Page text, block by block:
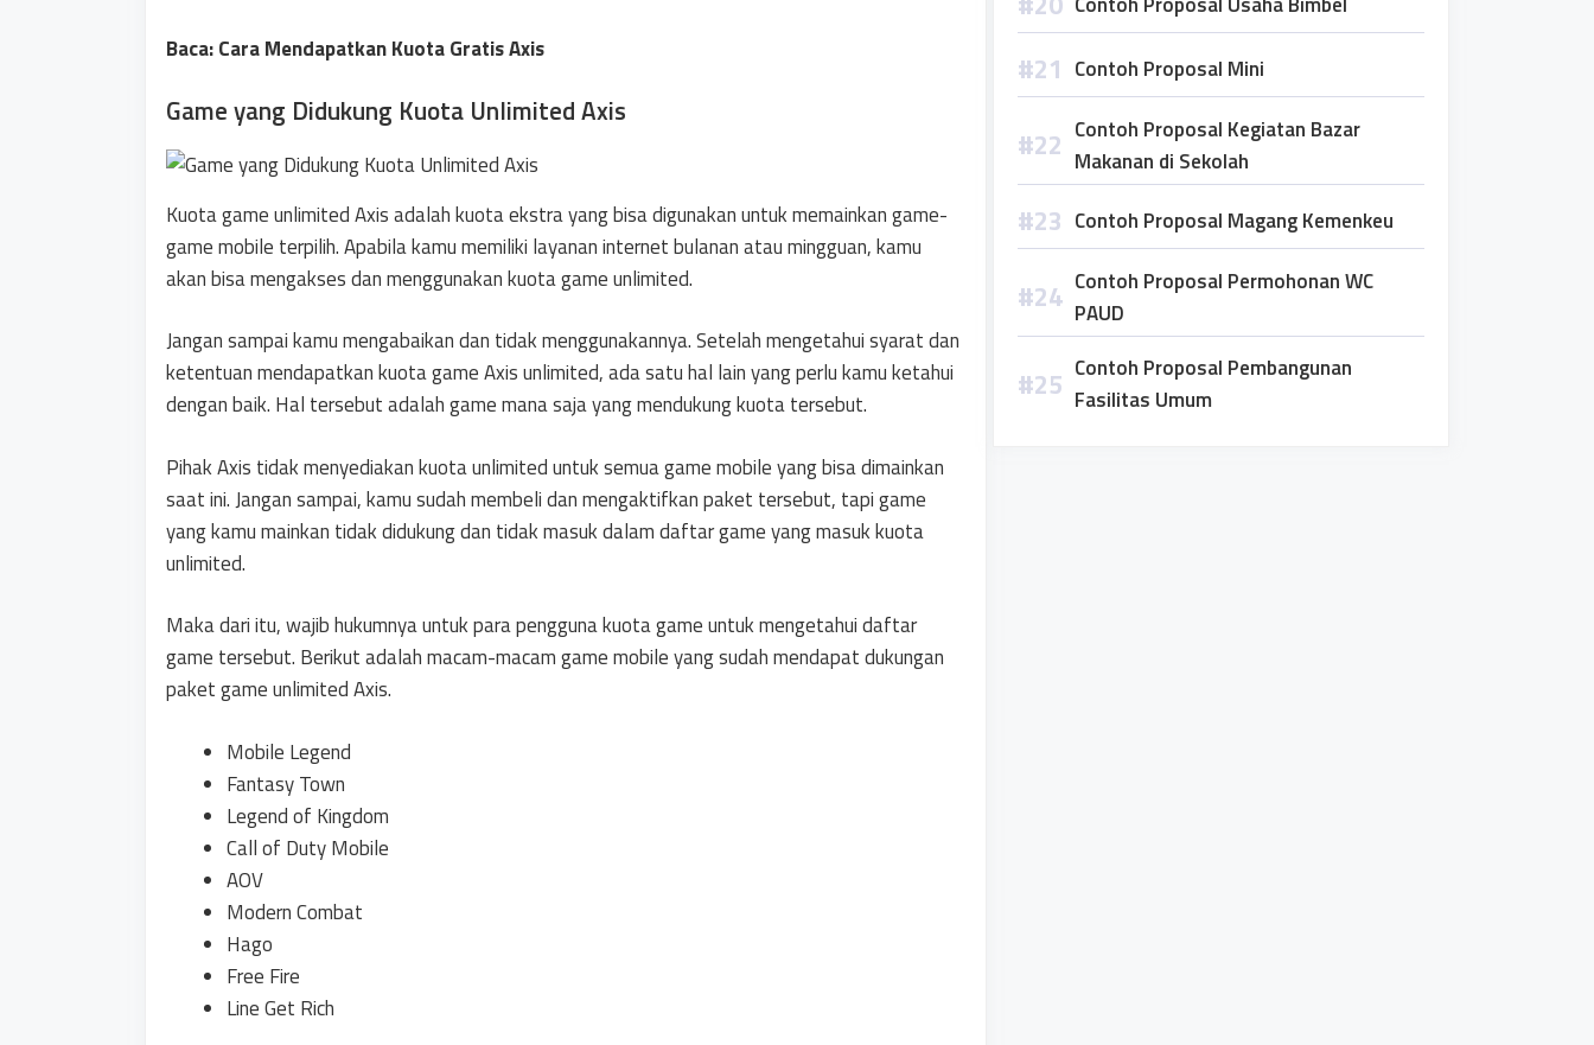
Baca: Cara Mendapatkan Kuota Gratis Axis
Game yang Didukung Kuota Unlimited Axis
Kuota game unlimited Axis adalah kuota ekstra yang bisa digunakan untuk memainkan game-
game mobile terpilih. Apabila kamu memiliki layanan internet bulanan atau mingguan, kamu
akan bisa mengakses dan menggunakan kuota game unlimited.
Jangan sampai kamu mengabaikan dan tidak menggunakannya. Setelah mengetahui syarat dan
ketentuan mendapatkan kuota game Axis unlimited, ada satu hal lain yang perlu kamu ketahui
dengan baik. Hal tersebut adalah game mana saja yang mendukung kuota tersebut.
Pihak Axis tidak menyediakan kuota unlimited untuk semua game mobile yang bisa dimainkan
saat ini. Jangan sampai, kamu sudah membeli dan mengaktifkan paket tersebut, tapi game
yang kamu mainkan tidak didukung dan tidak masuk dalam daftar game yang masuk kuota
unlimited.
Maka dari itu, wajib hukumnya untuk para pengguna kuota game untuk mengetahui daftar
game tersebut. Berikut adalah macam-macam game mobile yang sudah mendapat dukungan
paket game unlimited Axis.
Mobile Legend
Fantasy Town
Legend of Kingdom
Call of Duty Mobile
AOV
Modern Combat
Hago
Free Fire
Line Get Rich
Contoh Proposal Mini
Contoh Proposal Kegiatan Bazar
Makanan di Sekolah
Contoh Proposal Magang Kemenkeu
Contoh Proposal Permohonan WC
PAUD
Contoh Proposal Pembangunan
Fasilitas Umum